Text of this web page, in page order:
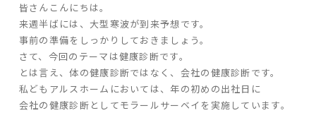
ARS HOMEとは
- ARS WAY
- 設計コンセプト
- 商品コンセプト
皆さんこんにちは。
来週半ばには、大型寒波が到来予想です。
事前の準備をしっかりしておきましょう。
さて、今回のテーマは健康診断です。
とは言え、体の健康診断ではなく、会社の健康診断です。
私どもアルスホームにおいては、年の初めの出社日に
会社の健康診断としてモラールサーベイを実施しています。